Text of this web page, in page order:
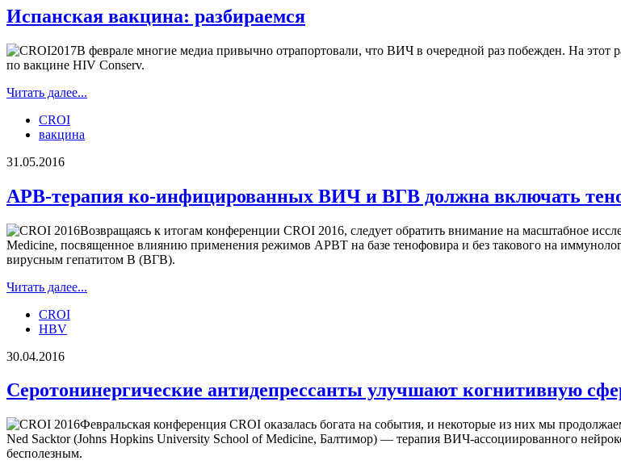
Испанская вакцина: разбираемся
В феврале многие медиа привычно отрапортовали, что ВИЧ в очередной раз побежден. На
по вакцине HIV Conserv.
Читать далее...
CROI
вакцина
31.05.2016
АРВ-терапия ко-инфицированных ВИЧ и ВГВ должна включать
Возвращаясь к итогам конференции CROI 2016, следует обратить внимание на масштабное
Medicine, посвященное влиянию применения режимов АРВТ на базе тенофовира и без такового на
вирусным гепатитом В (ВГВ).
Читать далее...
CROI
HBV
30.04.2016
Серотонинергические антидепрессанты улучшают когнитивную
Февральская конференция CROI оказалась богата на события, и некоторые из них мы
Ned Sacktor (Johns Hopkins University School of Medicine, Балтимор) — терапия ВИЧ-ассоциированного
бесполезным.